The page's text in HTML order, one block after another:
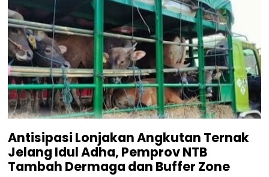
Antisipasi Lonjakan Angkutan Ternak
Jelang Idul Adha, Pemprov NTB
Tambah Dermaga dan Buffer Zone